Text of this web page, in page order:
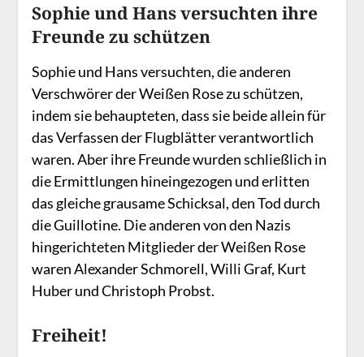
Sophie und Hans versuchten ihre
Freunde zu schützen
Sophie und Hans versuchten, die anderen
Verschwörer der Weißen Rose zu schützen,
indem sie behaupteten, dass sie beide allein für
das Verfassen der Flugblätter verantwortlich
waren. Aber ihre Freunde wurden schließlich in
die Ermittlungen hineingezogen und erlitten
das gleiche grausame Schicksal, den Tod durch
die Guillotine. Die anderen von den Nazis
hingerichteten Mitglieder der Weißen Rose
waren Alexander Schmorell, Willi Graf, Kurt
Huber und Christoph Probst.
Freiheit!